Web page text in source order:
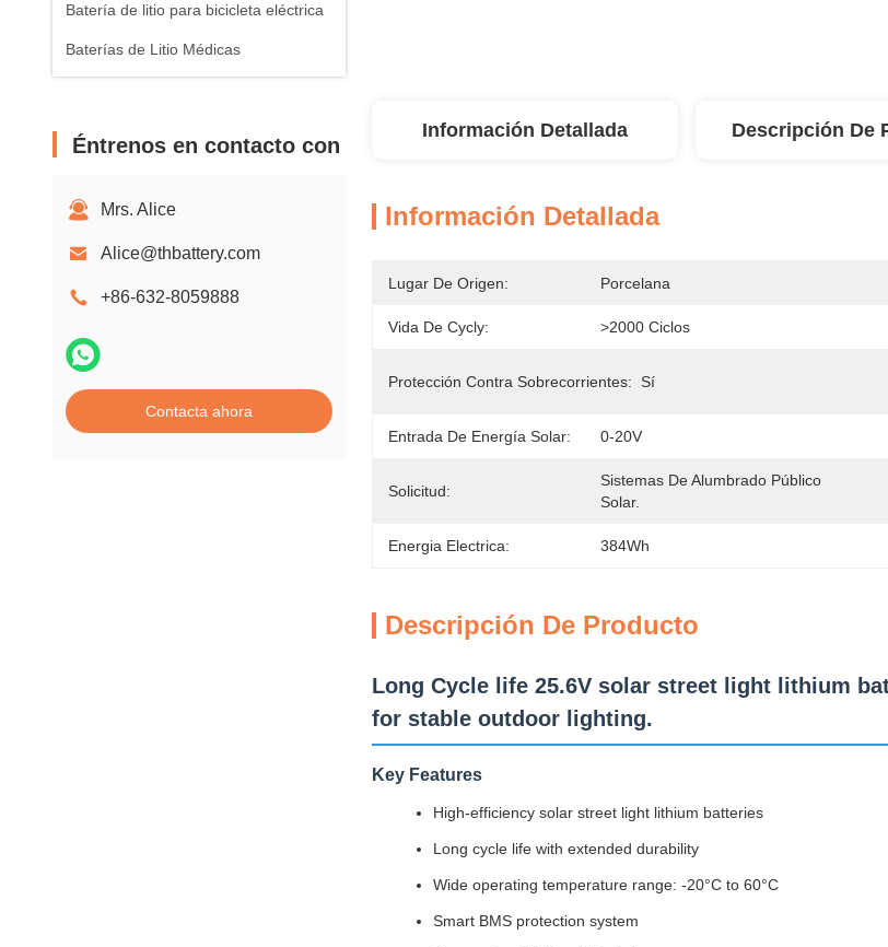
Batería de litio para bicicleta eléctrica
Baterías de Litio Médicas
Éntrenos en contacto con
Mrs. Alice
Alice@thbattery.com
+86-632-8059888
Contacta ahora
Información Detallada Descripción De
Información Detallada
Lugar De Origen: Porcelana
Vida De Cycly: >2000 Ciclos
Protección Contra Sobrecorrientes: Sí
Entrada De Energía Solar: 0-20V
Solicitud:
Sistemas De Alumbrado Público
Solar.
Energia Electrica: 384Wh
Descripción De Producto
Long Cycle life 25.6V solar street light lithium
for stable outdoor lighting.
Key Features
High-efficiency solar street light lithium batteries
Long cycle life with extended durability
Wide operating temperature range: -20°C to 60°C
Smart BMS protection system